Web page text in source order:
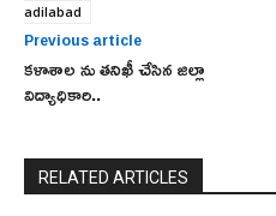
adilabad
Previous article
కళాశాల ను తనిఖీ చేసిన జిల్లా
విద్యాధికారి..
RELATED ARTICLES